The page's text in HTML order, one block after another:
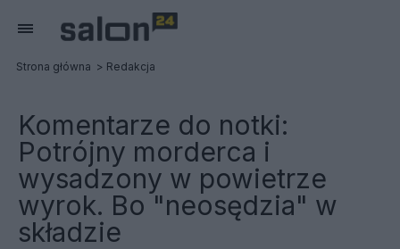
Strona główna Redakcja
Komentarze do notki:
Potrójny morderca i
wysadzony w powietrze
wyrok. Bo "neosędzia" w
składzie